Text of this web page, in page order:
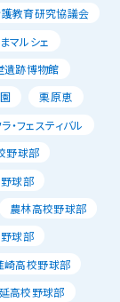
教育研究協議会
マルシェ
遺跡博物館
栗原恵
・フェスティバル
野球部
球部
農林高校野球部
球部
崎高校野球部
高校野球部